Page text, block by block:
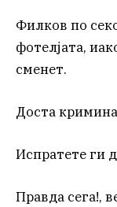
Филков по
фотелјата,
сменет.
Доста
Испратете ги
Правда сега!,